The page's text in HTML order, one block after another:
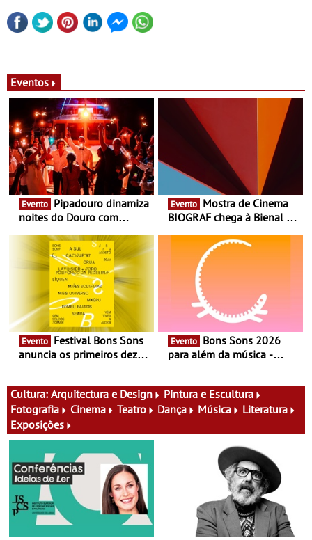
Eventos
Evento
noites do Douro com
vinho, gastronomia e
música
Evento
BIOGRAF chega à Bienal de
Documentário, ensaio
fílmico e práticas artísticas
Evento
anuncia os primeiros dez
Evento
para além da música -
atividades para toda a
família e muito mais
Cultura: Arquitectura e Design
Pintura e Escultura
Fotografia
Cinema Teatro Dança Música
Literatura
Exposições